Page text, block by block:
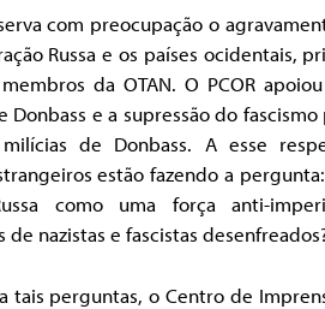
com preocupação o
Russa e os países ocidentais,
da OTAN. O PCOR
Donbass e a supressão do
de Donbass. A esse
estão fazendo a
como uma força anti-
de nazistas e fascistas
tais perguntas, o Centro de